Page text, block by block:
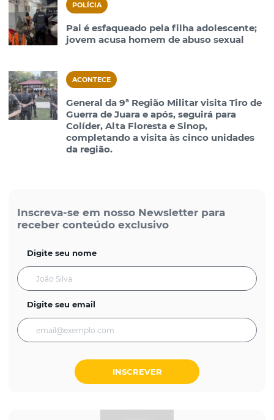
POLÍCIA
Pai é esfaqueado pela filha adolescente;
jovem acusa homem de abuso sexual
ACONTECE
General da 9ª Região Militar visita Tiro de
Guerra de Juara e após, seguirá para
Colíder, Alta Floresta e Sinop,
completando a visita às cinco unidades
da região.
Inscreva-se em nosso Newsletter para
receber conteúdo exclusivo
Digite seu nome
Digite seu email
INSCREVER